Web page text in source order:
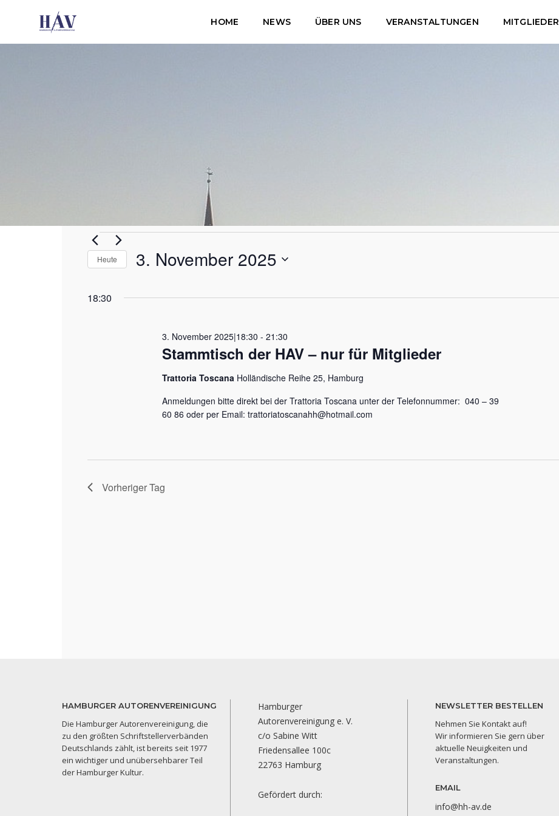
HOME NEWS ÜBER UNS VERANSTALTUNGEN MITGLIEDER
Veranstaltungen
für
November
Heute 3. November 2025
18:30
Stammtisch der HAV – nur für Mitglieder
3. November 2025|18:30 - 21:30
Trattoria Toscana Holländische Reihe 25, Hamburg
Anmeldungen bitte direkt bei der Trattoria Toscana unter der Telefonnummer: 040 – 39
60 86 oder per Email: trattoriatoscanahh@hotmail.com
Vorheriger Tag
HAMBURGER AUTORENVEREINIGUNG
Die Hamburger Autorenvereinigung, die
zu den größten Schriftstellerverbänden
Deutschlands zählt, ist bereits seit 1977
ein wichtiger und unübersehbarer Teil
der Hamburger Kultur.
Hamburger
Autorenvereinigung e. V.
c/o Sabine Witt
Friedensallee 100c
22763 Hamburg
Gefördert durch:
NEWSLETTER BESTELLEN
Nehmen Sie Kontakt auf!
Wir informieren Sie gern über
aktuelle Neuigkeiten und
Veranstaltungen.
EMAIL
info@hh-av.de